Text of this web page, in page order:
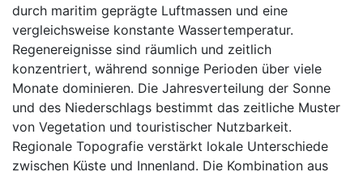
durch maritim geprägte Luftmassen und eine
vergleichsweise konstante Wassertemperatur.
Regenereignisse sind räumlich und zeitlich
konzentriert, während sonnige Perioden über viele
Monate dominieren. Die Jahresverteilung der Sonne
und des Niederschlags bestimmt das zeitliche Muster
von Vegetation und touristischer Nutzbarkeit.
Regionale Topografie verstärkt lokale Unterschiede
zwischen Küste und Innenland. Die Kombination aus